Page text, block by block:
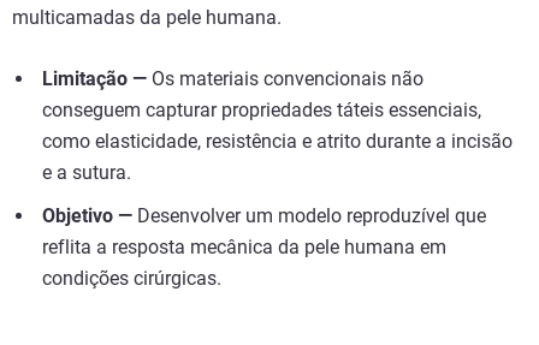
multicamadas da pele humana.
Limitação — Os materiais convencionais não
conseguem capturar propriedades táteis essenciais,
como elasticidade, resistência e atrito durante a incisão
e a sutura.
Objetivo — Desenvolver um modelo reproduzível que
reflita a resposta mecânica da pele humana em
condições cirúrgicas.